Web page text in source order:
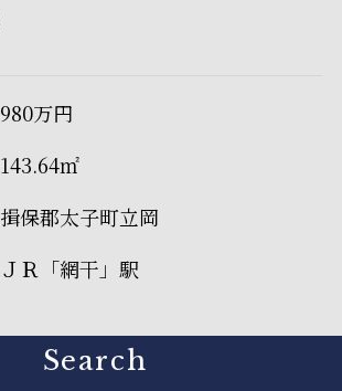
980万円
143.64㎡
揖保郡太子町立岡
ＪＲ「網干」駅
Search